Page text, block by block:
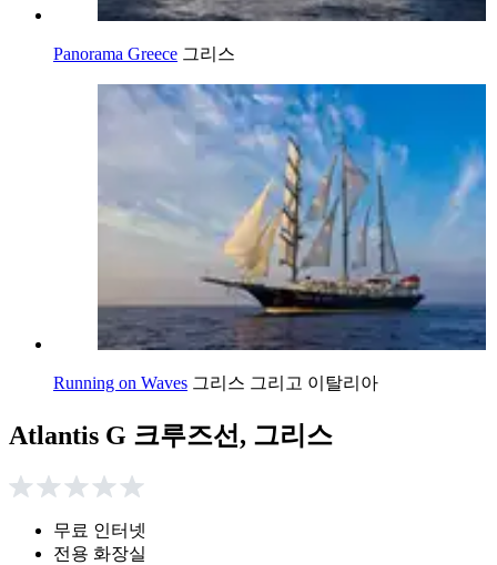
Panorama Greece 그리스
Running on Waves 그리스 그리고 이탈리아
Atlantis G 크루즈선, 그리스
무료 인터넷
전용 화장실